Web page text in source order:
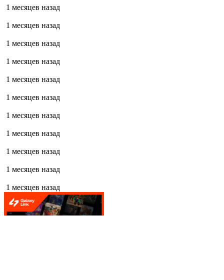
1 месяцев назад
1 месяцев назад
1 месяцев назад
1 месяцев назад
1 месяцев назад
1 месяцев назад
1 месяцев назад
1 месяцев назад
1 месяцев назад
1 месяцев назад
1 месяцев назад